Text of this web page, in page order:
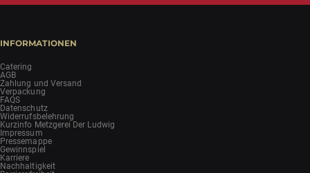
INFORMATIONEN
Catering
AGB
Zahlung und Versand
Verpackung
FAQS
Datenschutz
Widerrufsbelehrung
Kurzinfo Metzgerei Der Ludwig
Impressum
Pressemappe
Gewinnspiel
Karriere
Nachhaltigkeit